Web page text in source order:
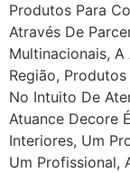
Produtos Para
Através De
Multinacionais,
Região,
No Intuito De
Atuance Decore
Interiores, Um
Um Profissional,